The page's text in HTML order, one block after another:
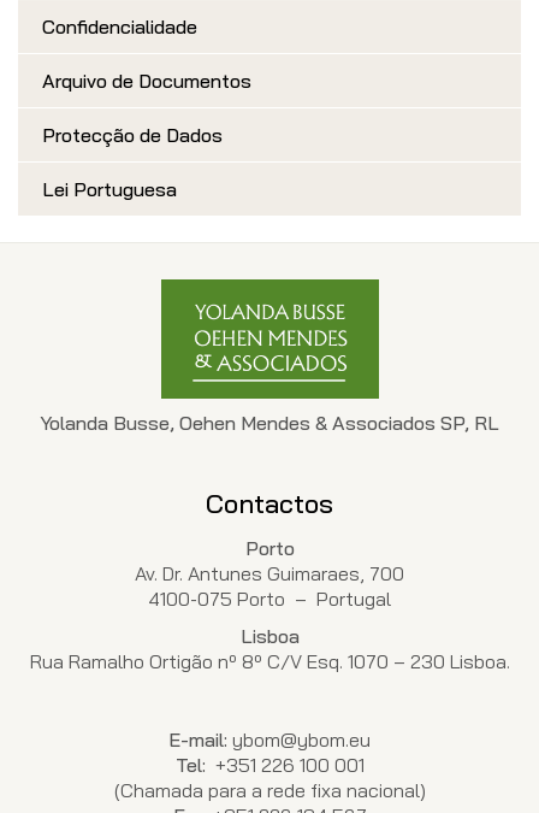
Confidencialidade
Arquivo de Documentos
Protecção de Dados
Lei Portuguesa
Yolanda Busse, Oehen Mendes & Associados SP, RL
Contactos
Porto
Av. Dr. Antunes Guimaraes, 700
4100-075 Porto – Portugal
Lisboa
Rua Ramalho Ortigão nº 8º C/V Esq. 1070 – 230 Lisboa.
E-mail: ybom@ybom.eu
Tel: +351 226 100 001
(Chamada para a rede fixa nacional)